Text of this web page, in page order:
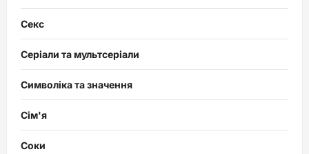
Секс
Серіали та мультсеріали
Символіка та значення
Сім'я
Соки